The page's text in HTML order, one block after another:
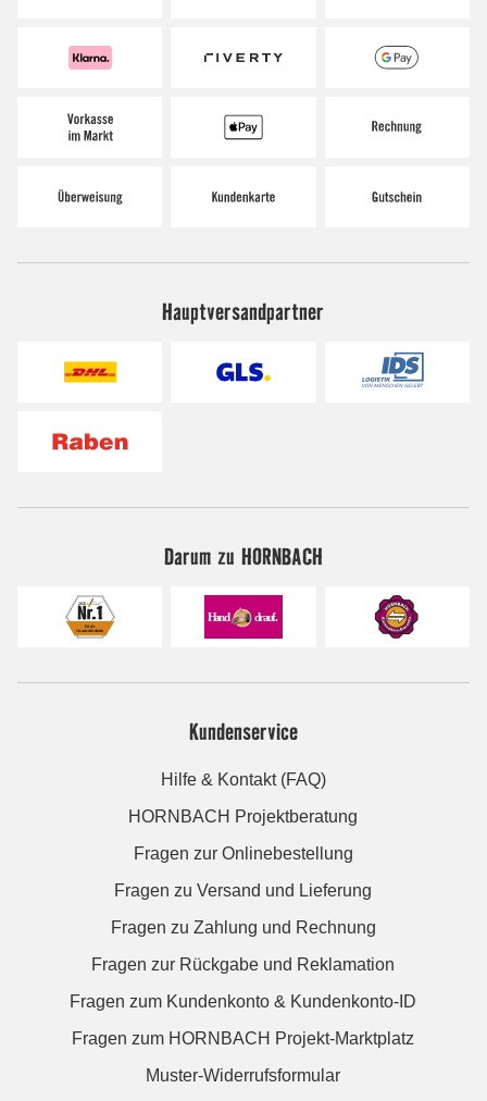
Hauptversandpartner
Darum zu HORNBACH
Kundenservice
Hilfe & Kontakt (FAQ)
HORNBACH Projektberatung
Fragen zur Onlinebestellung
Fragen zu Versand und Lieferung
Fragen zu Zahlung und Rechnung
Fragen zur Rückgabe und Reklamation
Fragen zum Kundenkonto & Kundenkonto-ID
Fragen zum HORNBACH Projekt-Marktplatz
Muster-Widerrufsformular